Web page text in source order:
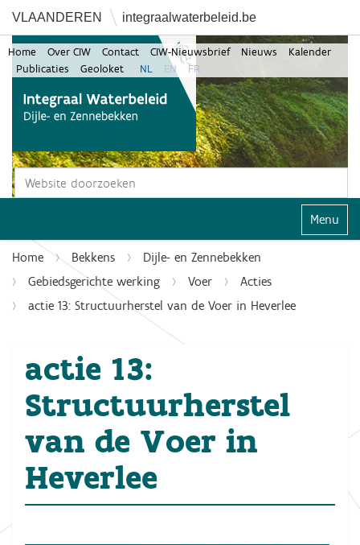
VLAANDEREN integraalwaterbeleid.be
Zoek
Home Over CIW Contact CIW-Nieuwsbrief Nieuws
Kalender
Publicaties
Geoloket NL EN FR
Klap
Home Bekkens
Dijle- en Zennebekken
Gebiedsgerichte werking
Voer
Acties
actie 13: Structuurherstel van de Voer in Heverlee
actie 13:
Structuurherstel
van de Voer in
Heverlee